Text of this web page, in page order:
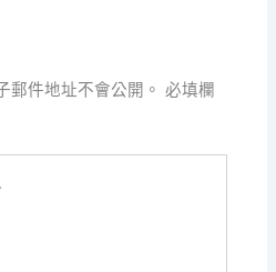
郵件地址不會公開。 必填欄